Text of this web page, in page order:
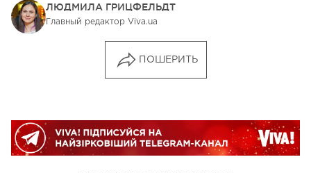
ЛЮДМИЛА ГРИЦФЕЛЬДТ
Главный редактор Viva.ua
ПОШЕРИТЬ